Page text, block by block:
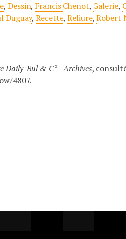
,Dessin, Francis Chenot, Galerie,
Duguay,Recette,Reliure,Robert
Daily-Bul & C° - Archives,
4807.